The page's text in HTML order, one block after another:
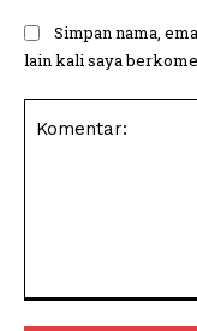
Simpan nama,
lain kali saya